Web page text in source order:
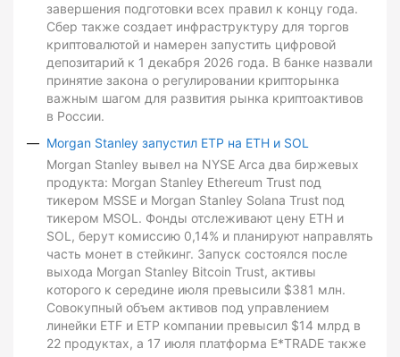
завершения подготовки всех правил к концу года.
Сбер также создает инфраструктуру для торгов
криптовалютой и намерен запустить цифровой
депозитарий к 1 декабря 2026 года. В банке назвали
принятие закона о регулировании крипторынка
важным шагом для развития рынка криптоактивов
в России.
Morgan Stanley запустил ETP на ETH и SOL
Morgan Stanley вывел на NYSE Arca два биржевых
продукта: Morgan Stanley Ethereum Trust под
тикером MSSE и Morgan Stanley Solana Trust под
тикером MSOL. Фонды отслеживают цену ETH и
SOL, берут комиссию 0,14% и планируют направлять
часть монет в стейкинг. Запуск состоялся после
выхода Morgan Stanley Bitcoin Trust, активы
которого к середине июля превысили $381 млн.
Совокупный объем активов под управлением
линейки ETF и ETP компании превысил $14 млрд в
22 продуктах, а 17 июля платформа E*TRADE также